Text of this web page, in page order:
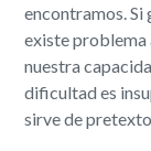
encontramos.
existe problema
nuestra
dificultad es
sirve de pretexto